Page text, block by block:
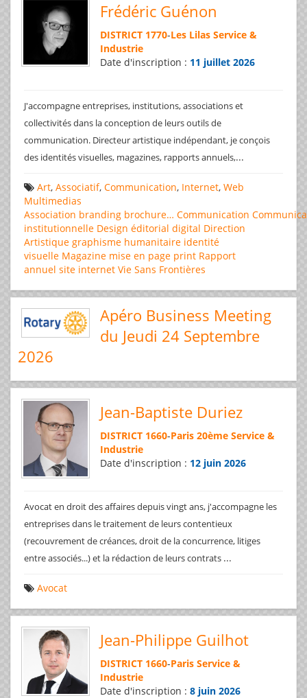
Frédéric Guénon
DISTRICT 1770-Les Lilas Service &
Industrie
Date d'inscription : 11 juillet 2026
J'accompagne entreprises, institutions, associations et
collectivités dans la conception de leurs outils de
communication. Directeur artistique indépendant, je conçois
des identités visuelles, magazines, rapports annuels,...
Art, Associatif, Communication, Internet, Web
Multimedias
Association branding brochure… Communication
institutionnelle Design éditorial digital Direction
Artistique graphisme humanitaire identité
visuelle Magazine mise en page print Rapport
annuel site internet Vie Sans Frontières
Apéro Business Meeting
du Jeudi 24 Septembre
2026
Jean-Baptiste Duriez
DISTRICT 1660-Paris 20ème Service &
Industrie
Date d'inscription : 12 juin 2026
Avocat en droit des affaires depuis vingt ans, j'accompagne les
entreprises dans le traitement de leurs contentieux
(recouvrement de créances, droit de la concurrence, litiges
entre associés...) et la rédaction de leurs contrats ...
Avocat
Jean-Philippe Guilhot
DISTRICT 1660-Paris Service &
Industrie
Date d'inscription : 8 juin 2026